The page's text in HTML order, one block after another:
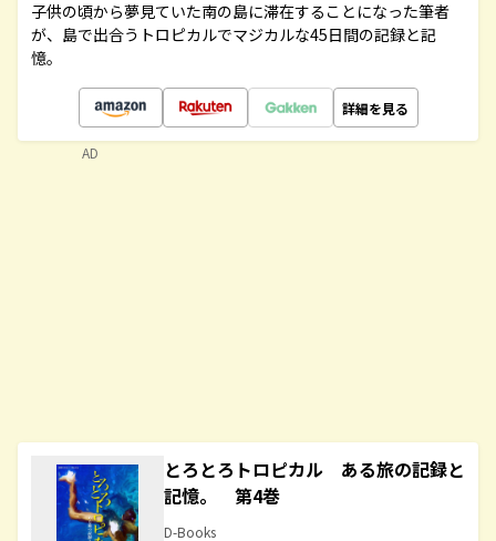
子供の頃から夢見ていた南の島に滞在することになった筆者
が、島で出合うトロピカルでマジカルな45日間の記録と記
憶。
詳細を見る
とろとろトロピカル ある旅の記録と
記憶。 第4巻
D-Books
AD